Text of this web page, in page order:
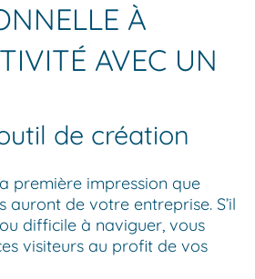
À
AVEC UN
de création
première impression que
auront de votre entreprise. S’il
difficile à naviguer, vous
visiteurs au profit de vos